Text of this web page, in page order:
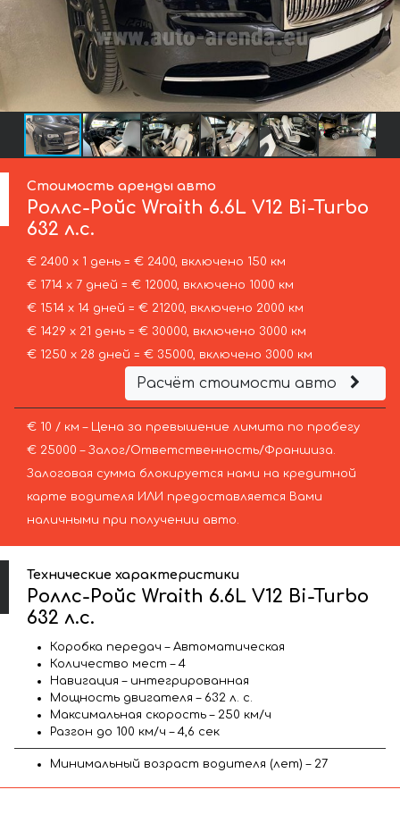
Стоимость аренды авто
Роллс-РойсWraith 6.6L V12 Bi-Turbo
632 л.с.
€ 2400 х 1 день = € 2400, включено 150 км
€ 1714 х 7 дней = € 12000, включено 1000 км
€ 1514 х 14 дней = € 21200, включено 2000 км
€ 1429 х 21 день = € 30000, включено 3000 км
€ 1250 х 28 дней = € 35000, включено 3000 км
Расчёт стоимости авто
€ 10 / км – Цена за превышение лимита по пробегу
€ 25000 – Залог/Ответственность/Франшиза.
Залоговая сумма блокируется нами на кредитной
карте водителя ИЛИ предоставляется Вами
наличными при получении авто.
Технические характеристики
Роллс-Ройс Wraith 6.6L V12 Bi-Turbo
632 л.с.
Коробка передач – Автоматическая
Количество мест – 4
Навигация – интегрированная
Мощность двигателя – 632 л. с.
Максимальная скорость – 250 км/ч
Разгон до 100 км/ч – 4,6 сек
Минимальный возраст водителя (лет) – 27